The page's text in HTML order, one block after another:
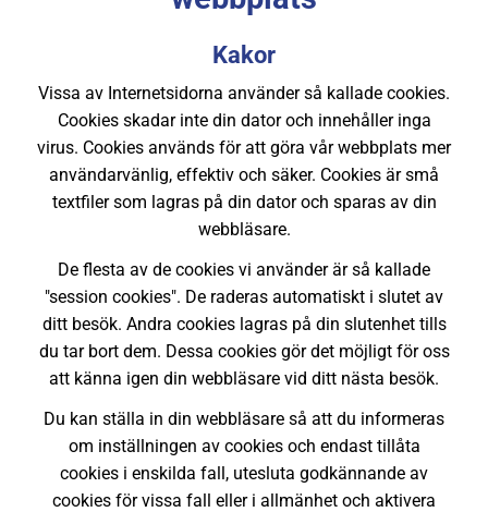
Kakor
Vissa av Internetsidorna använder så kallade cookies.
Cookies skadar inte din dator och innehåller inga
virus. Cookies används för att göra vår webbplats mer
användarvänlig, effektiv och säker. Cookies är små
textfiler som lagras på din dator och sparas av din
webbläsare.
De flesta av de cookies vi använder är så kallade
"session cookies". De raderas automatiskt i slutet av
ditt besök. Andra cookies lagras på din slutenhet tills
du tar bort dem. Dessa cookies gör det möjligt för oss
att känna igen din webbläsare vid ditt nästa besök.
Du kan ställa in din webbläsare så att du informeras
om inställningen av cookies och endast tillåta
cookies i enskilda fall, utesluta godkännande av
cookies för vissa fall eller i allmänhet och aktivera